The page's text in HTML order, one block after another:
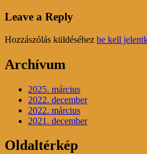
Leave a Reply
Hozzászólás küldéséhez be kell
Archívum
2025. március
2022. december
2022. március
2021. december
Oldaltérkép